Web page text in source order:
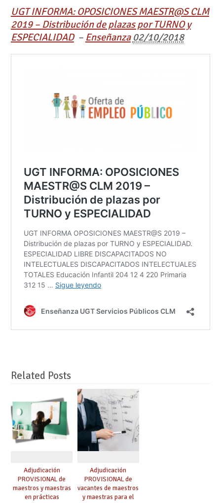
UGT INFORMA: OPOSICIONES MAESTR@S CLM
2019 – Distribución de plazas por TURNO y
ESPECIALIDAD– Enseñanza 02/10/2018
Related Posts
Adjudicación
PROVISIONAL de
maestros y maestras
en prácticas
Adjudicación
PROVISIONAL de
vacantes de maestros
y maestras para el